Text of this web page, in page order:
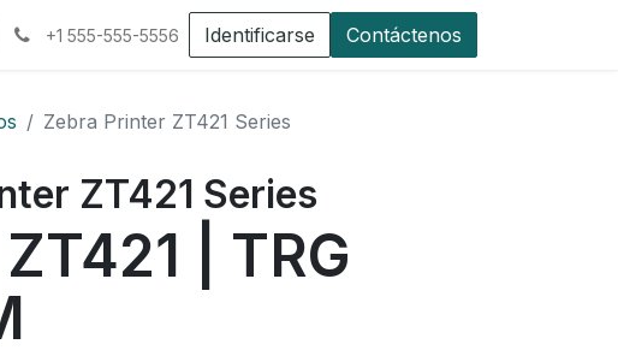
+1 555-555-5556 Identificarse Contáctenos
Zebra Printer ZT421 Series
ZT421 Series
| TRG